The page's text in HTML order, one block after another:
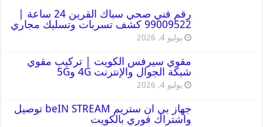
رقم فني صحي سباك القرين 24 ساعة |
99009522 كشف تسربات وتسليك مجاري
يوليو 4, 2026
مقوي سيرفس الكويت | تركيب مقوي
شبكة الجوال والإنترنت 4G و5G
يوليو 4, 2026
جهاز بي ان ستريم beIN STREAM توصيل
واشتراك فوري بالكويت